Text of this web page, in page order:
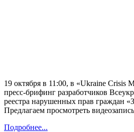
19 октября в 11:00, в «Ukraine Crisis
пресс-брифинг разработчиков
реестра нарушенных прав граждан
Предлагаем просмотреть
Подробнее...